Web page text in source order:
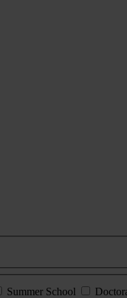
Summer School